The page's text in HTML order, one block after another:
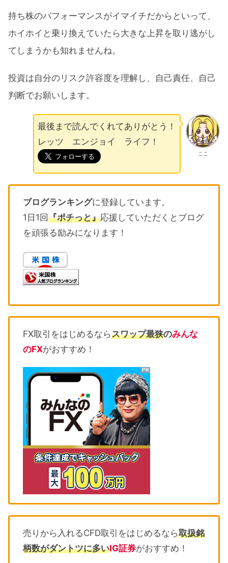
持ち株のパフォーマンスがイマイチだからといって、
ホイホイと乗り換えていたら大きな上昇を取り逃がし
てしまうかも知れませんね。
投資は自分のリスク許容度を理解し、自己責任、自己
判断でお願いします。
ここ
最後まで読んでくれてありがとう！
レッツ エンジョイ ライフ！
ブログランキングに登録しています。
1日1回『ポチっと』応援していただくとブログ
を頑張る励みになります！
FX取引をはじめるならスワップ最狭のみんな
のFXがおすすめ！
売りから入れるCFD取引をはじめるなら取扱銘
柄数がダントツに多いIG証券がおすすめ！